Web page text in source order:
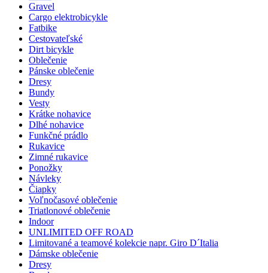
Gravel
Cargo elektrobicykle
Fatbike
Cestovateľské
Dirt bicykle
Oblečenie
Pánske oblečenie
Dresy
Bundy
Vesty
Krátke nohavice
Dlhé nohavice
Funkčné prádlo
Rukavice
Zimné rukavice
Ponožky
Návleky
Čiapky
Voľnočasové oblečenie
Triatlonové oblečenie
Indoor
UNLIMITED OFF ROAD
Limitované a teamové kolekcie napr. Giro D´Italia
Dámske oblečenie
Dresy